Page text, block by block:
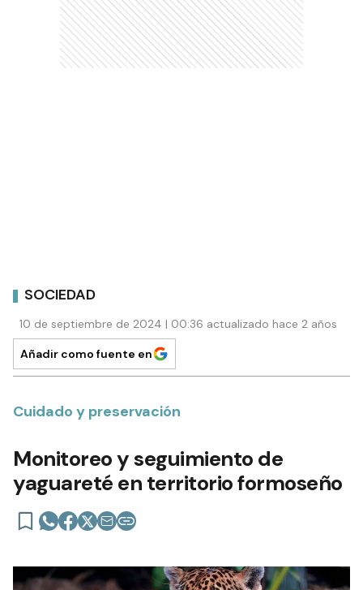
SOCIEDAD
10 de septiembre de 2024 | 00:36 actualizado hace 2 años
Añadir como fuente en
Cuidado y preservación
Monitoreo y seguimiento de
yaguareté en territorio formoseño